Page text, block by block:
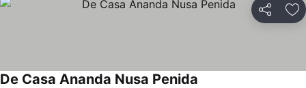
De Casa Ananda Nusa Penida